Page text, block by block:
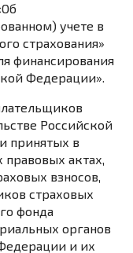
учете в
страхования»
финансирования
Федерации».
Российской
принятых в
актах,
взносов,
страховых
фонда
органов
и их